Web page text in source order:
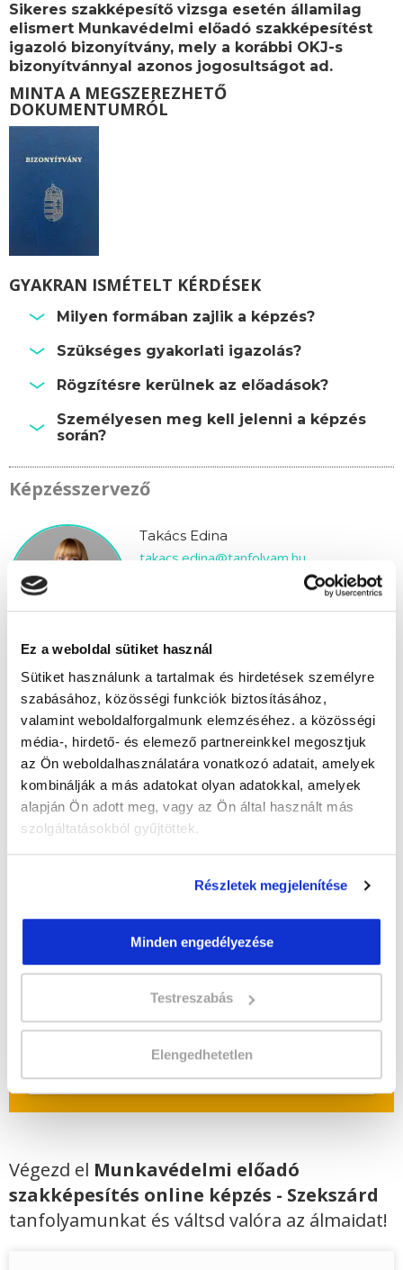
Ez a weboldal sütiket használ
Sütiket használunk a tartalmak és hirdetések személyre
szabásához, közösségi funkciók biztosításához,
valamint weboldalforgalmunk elemzéséhez. a közösségi
média-, hirdető- és elemező partnereinkkel megosztjuk
az Ön weboldalhasználatára vonatkozó adatait, amelyek
kombinálják a más adatokat olyan adatokkal, amelyek
alapján Ön adott meg, vagy az Ön által használt más
szolgáltatásokból gyűjtöttek.
Részletek megjelenítése
Minden engedélyezése
Testreszabás
Elengedhetetlen
Sikeres szakképesítő vizsga esetén államilag
elismert Munkavédelmi előadó szakképesítést
igazoló bizonyítvány, mely a korábbi OKJ-s
bizonyítvánnyal azonos jogosultságot ad.
MINTA A MEGSZEREZHETŐ
DOKUMENTUMRÓL
GYAKRAN ISMÉTELT KÉRDÉSEK
Milyen formában zajlik a képzés?
Szükséges gyakorlati igazolás?
Rögzítésre kerülnek az előadások?
Személyesen meg kell jelenni a képzés
során?
Képzésszervező
Takács Edina
takacs.edina@tanfolyam.hu
" Q " csoport
41 nap az indulásig!
Időtartam:5-6 hónap
Indulás időpontja:
2026-09-18
Képzés ára:
199 000 Ft
179.000 Ft-ra csökkenthető! Ősztől áremelés
Vizsgadíj:70 000 Ft
biztosan indul!
Jelentkezem!
Végezd el Munkavédelmi előadó
szakképesítés online képzés - Szekszárd
tanfolyamunkat és váltsd valóra az álmaidat!